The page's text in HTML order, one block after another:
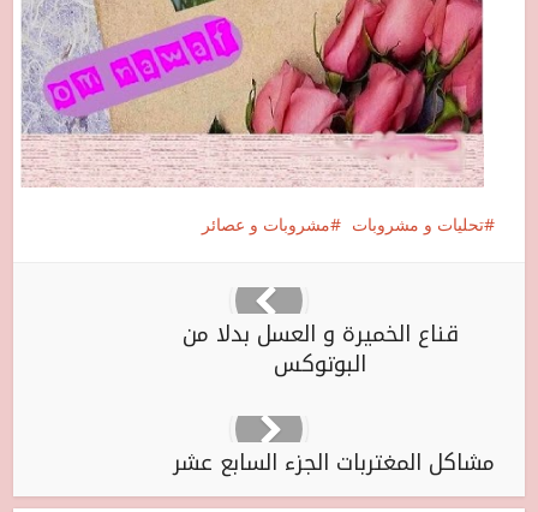
تحليات و مشروبات مشروبات و عصائر
قناع الخميرة و العسل بدلا من
البوتوكس
مشاكل المغتربات الجزء السابع عشر